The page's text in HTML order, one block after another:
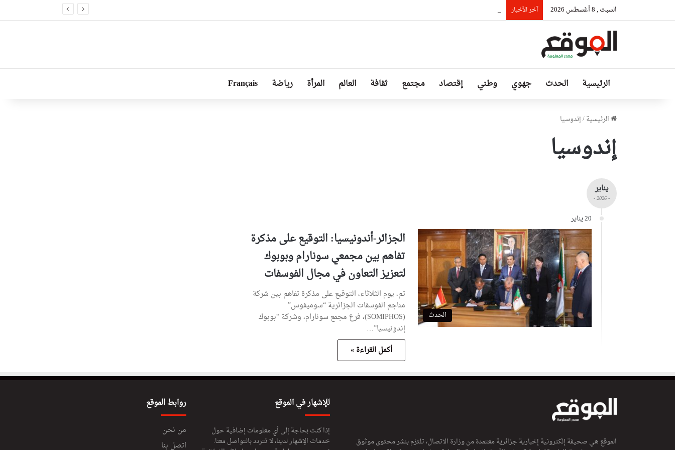
السبت , 8 أغسطس 2026 آخر الأخبار رئيس حكومة مالي: لا توجد أزمة مع الجزائر وهناك تقارب تام في وجهات النظر مع الرئيس تبون
الرئيسية الحدث جهوي وطني إقتصاد مجتمع ثقافة العالم المرأة رياضة Français
الرئيسية/إندوسيا
إندوسيا
يناير
- 2026 -
20 يناير
الحدث
الجزائر-أندونيسيا: التوقيع على مذكرة
تفاهم بين مجمعي سونارام وبوبوك
لتعزيز التعاون في مجال الفوسفات
تم، يوم الثلاثاء، التوقيع على مذكرة تفاهم بين شركة
مناجم الفوسفات الجزائرية “سوميفوس”
(SOMIPHOS)، فرع مجمع سونارام، وشركة “بوبوك
إندونيسيا”…
أكمل القراءة »
الموقع هي صحيفة إلكترونية إخبارية جزائرية معتمدة من وزارة الاتصال، تلتزم بنشر محتوى موثوق
للإشهار في الموقع
إذا كنت بحاجة إلى أي معلومات إضافية حول
خدمات الإشهار لدينا، لا تتردد بالتواصل معنا.
روابط الموقع
من نحن
اتصل بنا